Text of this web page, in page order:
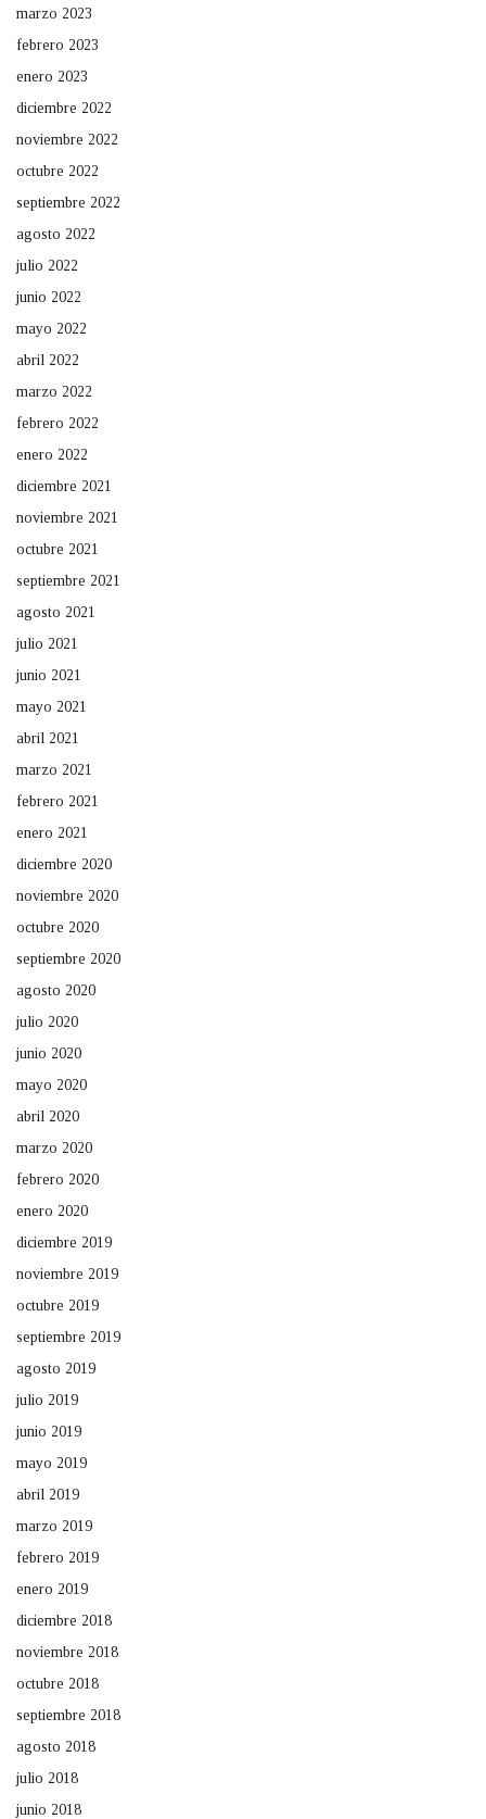
marzo 2023
febrero 2023
enero 2023
diciembre 2022
noviembre 2022
octubre 2022
septiembre 2022
agosto 2022
julio 2022
junio 2022
mayo 2022
abril 2022
marzo 2022
febrero 2022
enero 2022
diciembre 2021
noviembre 2021
octubre 2021
septiembre 2021
agosto 2021
julio 2021
junio 2021
mayo 2021
abril 2021
marzo 2021
febrero 2021
enero 2021
diciembre 2020
noviembre 2020
octubre 2020
septiembre 2020
agosto 2020
julio 2020
junio 2020
mayo 2020
abril 2020
marzo 2020
febrero 2020
enero 2020
diciembre 2019
noviembre 2019
octubre 2019
septiembre 2019
agosto 2019
julio 2019
junio 2019
mayo 2019
abril 2019
marzo 2019
febrero 2019
enero 2019
diciembre 2018
noviembre 2018
octubre 2018
septiembre 2018
agosto 2018
julio 2018
junio 2018